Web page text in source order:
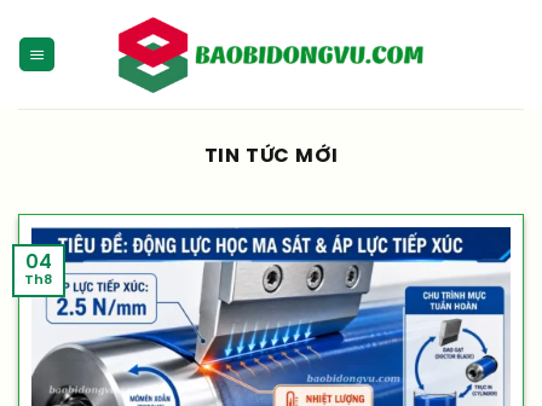
to
content
TIN TỨC MỚI
04
Th8